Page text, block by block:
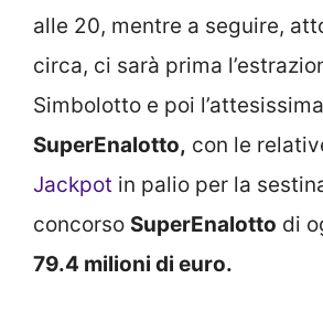
alle 20, mentre a seguire,
circa, ci sarà prima
Simbolotto e poi
SuperEnalotto, con le
Jackpot in palio per la
concorso SuperEnalotto di
79.4 milioni di euro.